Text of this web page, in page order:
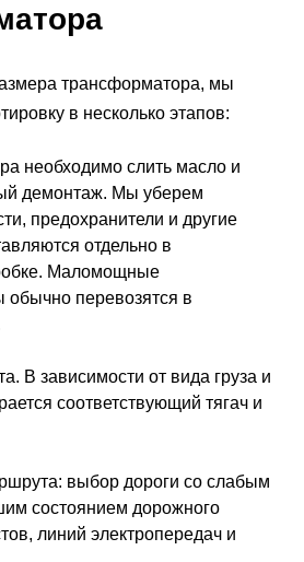
трансформатора, мы
в несколько этапов:
необходимо слить масло и
демонтаж. Мы уберем
предохранители и другие
отдельно в
Маломощные
перевозятся в
В зависимости от вида груза и
соответствующий тягач и
выбор дороги со слабым
состоянием дорожного
линий электропередач и